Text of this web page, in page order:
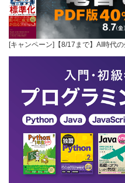
[キャンペーン]【8/17まで】AI時代